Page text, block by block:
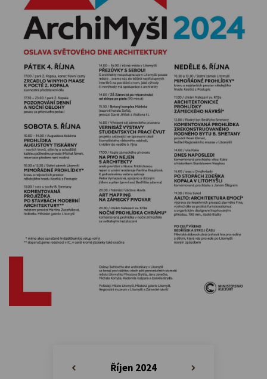
Říjen 2024